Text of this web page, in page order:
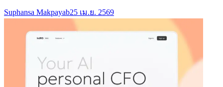
Suphansa Makpayab25 เม.ย. 2569